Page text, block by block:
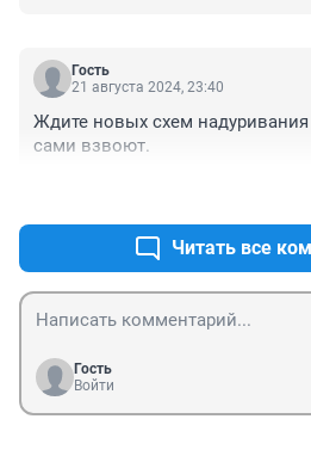
Гость
21 августа 2024, 23:40
Ждите новых схем
сами взвоют.
Читать все
Гость
Войти